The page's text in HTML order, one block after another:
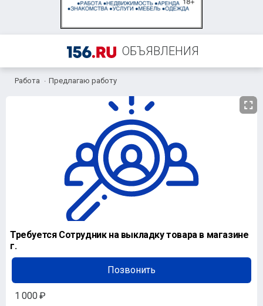
ОБЪЯВЛЕНИЯ
Работа Предлагаю работу
Требуется Сотрудник на выкладку товара в магазине
г.
Позвонить
1 000 ₽